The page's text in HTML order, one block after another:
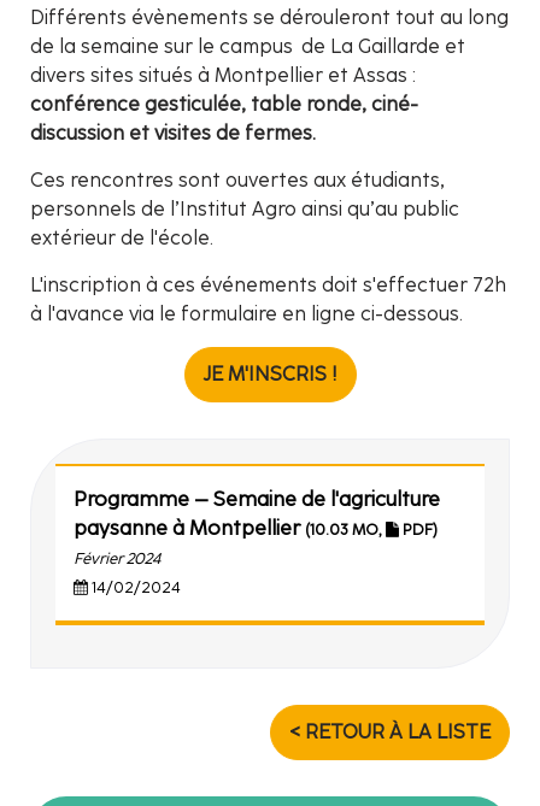
Différents évènements se dérouleront tout au long
de la semaine sur le campus de La Gaillarde et
divers sites situés à Montpellier et Assas :
conférence gesticulée, table ronde, ciné-
discussion et visites de fermes.
Ces rencontres sont ouvertes aux étudiants,
personnels de l’Institut Agro ainsi qu’au public
extérieur de l'école.
L'inscription à ces événements doit s'effectuer 72h
à l'avance via le formulaire en ligne ci-dessous.
JE M'INSCRIS !
Programme – Semaine de l'agriculture
paysanne à Montpellier (10.03 MO,
PDF)
Février 2024
14/02/2024
< RETOUR À LA LISTE